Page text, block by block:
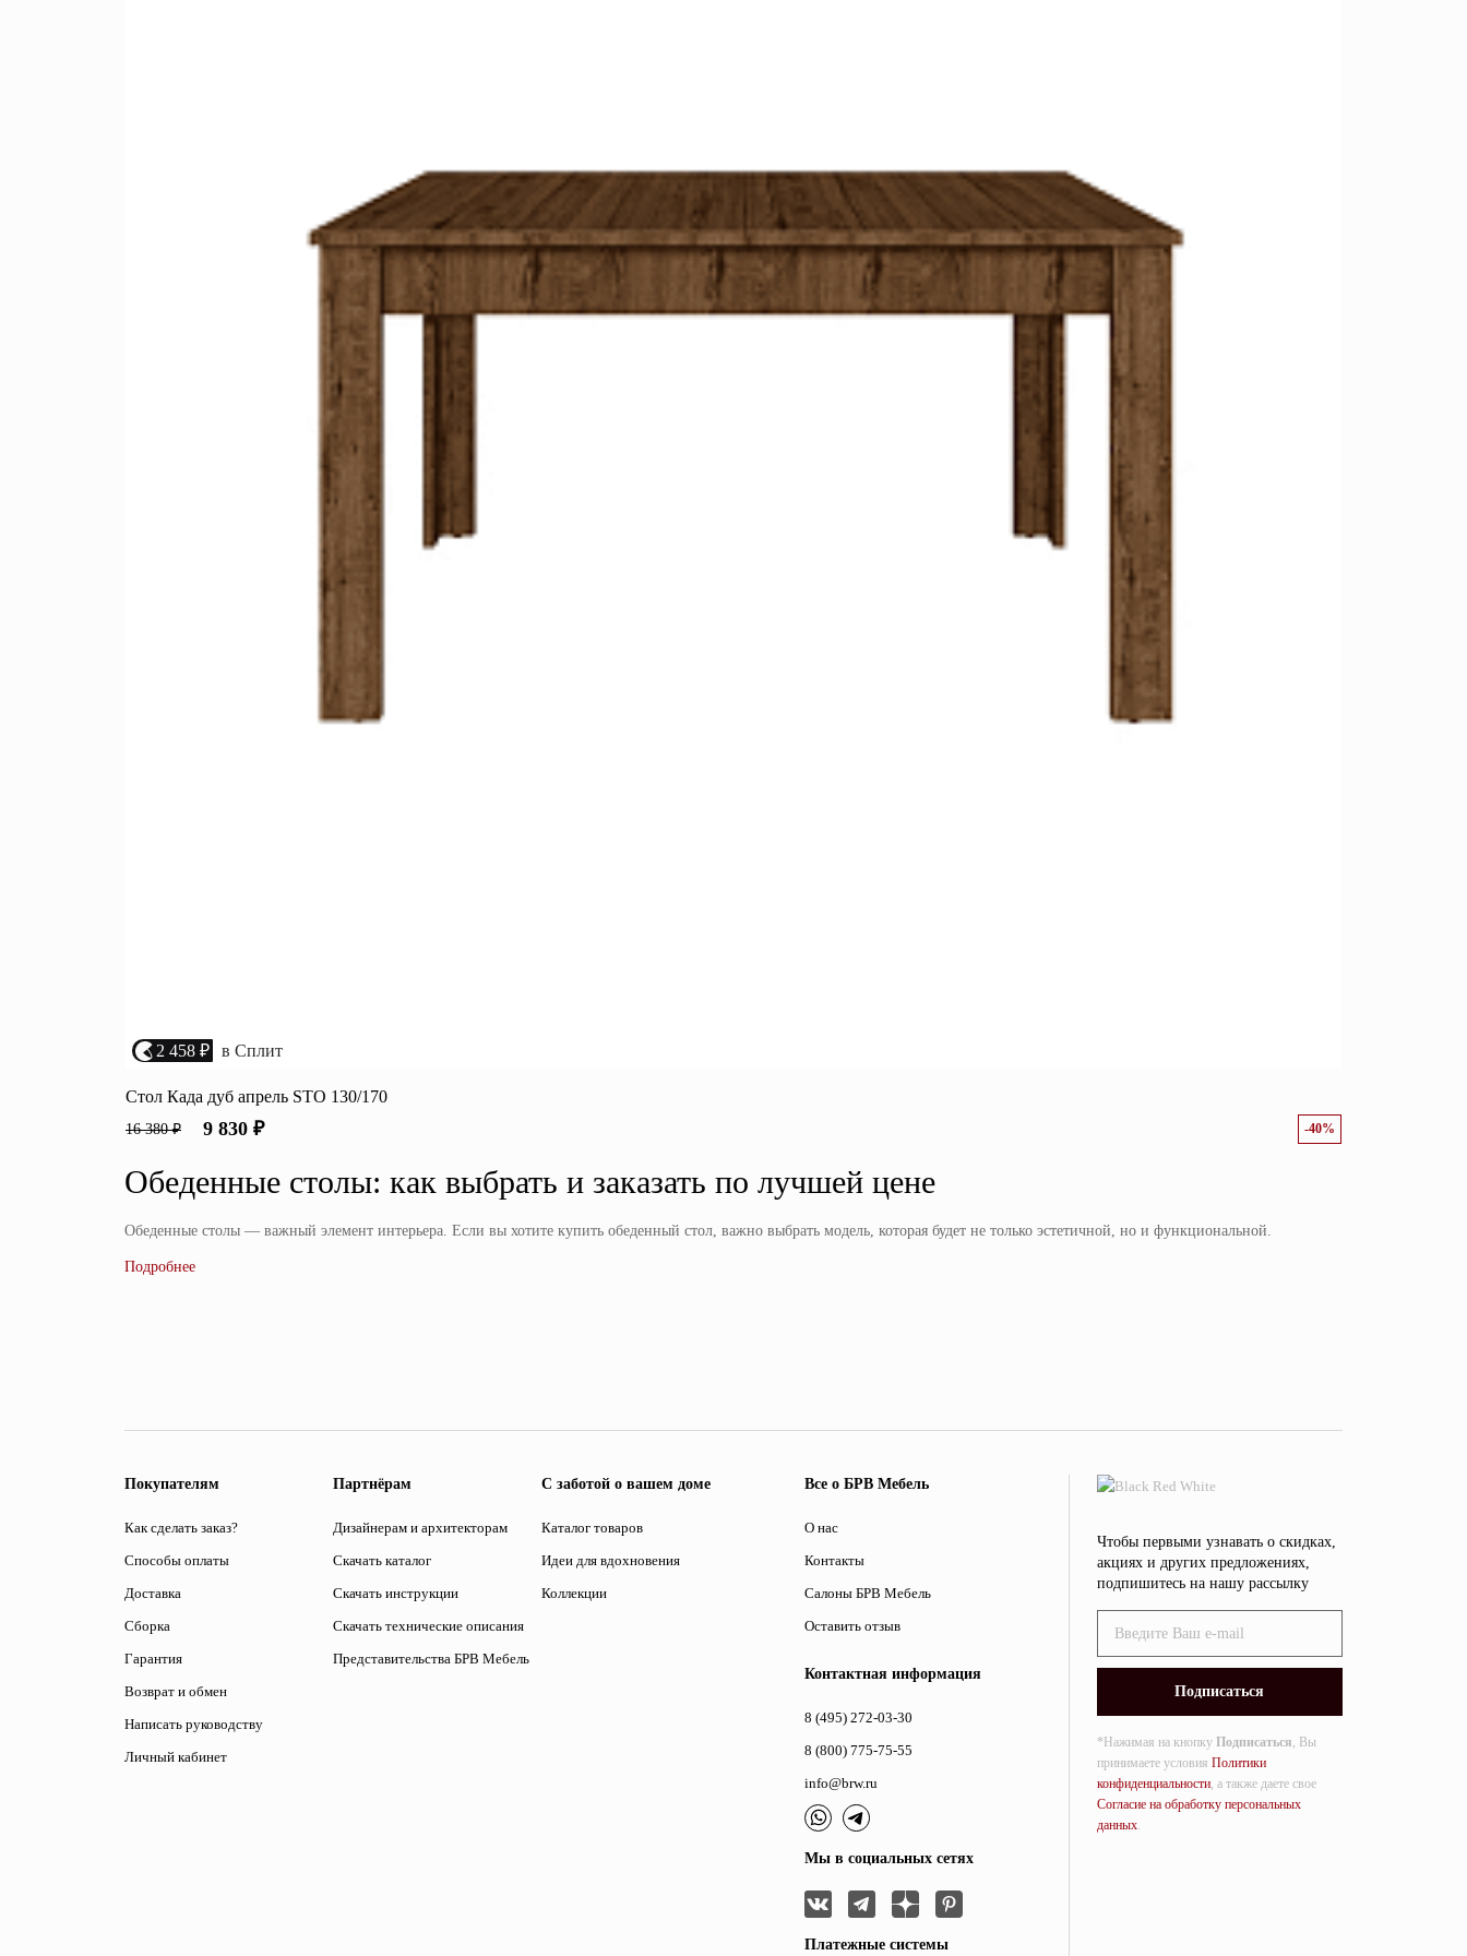
2 458 ₽ в Сплит
Стол Када дуб апрель STO 130/170
16 380 ₽ 9 830 ₽ -40%
Обеденные столы: как выбрать и заказать по лучшей цене
Обеденные столы — важный элемент интерьера. Если вы хотите купить обеденный стол, важно выбрать модель, которая будет не только эстетичной, но и функциональной.
Покупателям
Как сделать заказ?
Способы оплаты
Доставка
Сборка
Гарантия
Возврат и обмен
Написать руководству
Личный кабинет
Партнёрам
Дизайнерам и архитекторам
Скачать каталог
Скачать инструкции
Скачать технические описания
Представительства БРВ Мебель
С заботой о вашем доме
Каталог товаров
Идеи для вдохновения
Коллекции
Все о БРВ Мебель
О нас
Контакты
Салоны БРВ Мебель
Оставить отзыв
Контактная информация
8 (495) 272-03-30
8 (800) 775-75-55
info@brw.ru
Мы в социальных сетях
Платежные системы
Чтобы первыми узнавать о скидках,
акциях и других предложениях,
подпишитесь на нашу рассылку
*Нажимая на кнопку Подписаться, Вы
принимаете условия Политики
конфиденциальности, а также даете свое
Согласие на обработку персональных
данных.